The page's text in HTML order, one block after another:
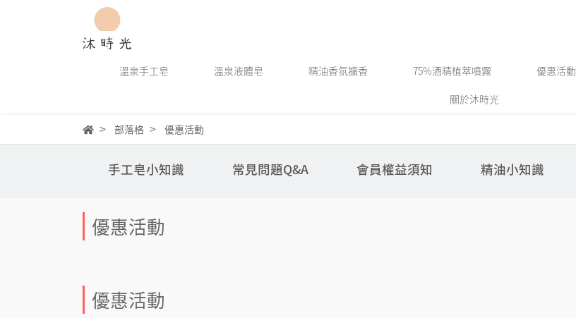
溫泉手工皂 溫泉液體皂 精油香氛擴香 75%酒精植萃噴霧 優惠活動
關於沐時光
部落格 優惠活動
手工皂小知識 常見問題Q&A 會員權益須知 精油小知識
優惠活動
優惠活動